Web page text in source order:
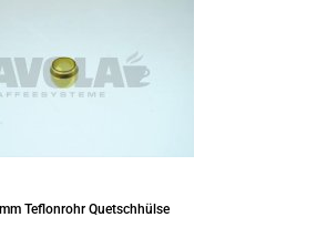
Teflonrohr Quetschhülse